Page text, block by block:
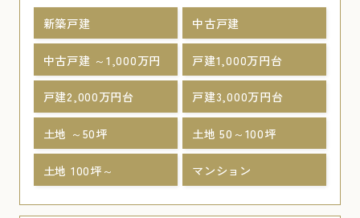
新築戸建 中古戸建
中古戸建 ～1,000万円 戸建1,000万円台
戸建2,000万円台 戸建3,000万円台
土地 ～50坪 土地 50～100坪
土地 100坪～ マンション